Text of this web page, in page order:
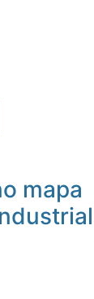
mapa